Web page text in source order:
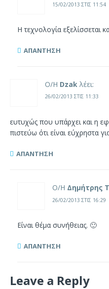
15/02/2013 ΣΤΙΣ 11:54
Η τεχνολογία εξελίσσεται
ΑΠΆΝΤΗΣΗ
Ο/Η Dzak λέει:
26/02/2013 ΣΤΙΣ 11:33
ευτυχώς που υπάρχει και η
πιστεύω ότι είναι εύχρηστα
ΑΠΆΝΤΗΣΗ
Ο/Η Δημήτρης
26/02/2013 ΣΤΙΣ 16:29
Είναι θέμα συνήθειας. 🙂
ΑΠΆΝΤΗΣΗ
Leave a Reply